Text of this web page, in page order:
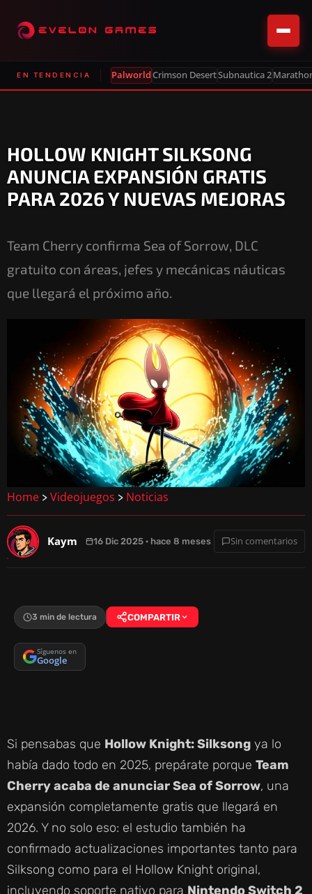
EN TENDENCIA PalworldCrimson DesertSubnautica 2
HOLLOW KNIGHT SILKSONG
ANUNCIA EXPANSIÓN GRATIS
PARA 2026 Y NUEVAS MEJORAS
Team Cherry confirma Sea of Sorrow, DLC
gratuito con áreas, jefes y mecánicas náuticas
que llegará el próximo año.
Home > Videojuegos > Noticias
Kaym 16 Dic 2025 · hace 8 meses Sin comentarios
3 min de lectura COMPARTIR
Síguenos en
Google
Si pensabas que Hollow Knight: Silksong ya lo
había dado todo en 2025, prepárate porque Team
Cherry acaba de anunciar Sea of Sorrow, una
expansión completamente gratis que llegará en
2026. Y no solo eso: el estudio también ha
confirmado actualizaciones importantes tanto para
Silksong como para el Hollow Knight original,
incluyendo soporte nativo para Nintendo Switch 2